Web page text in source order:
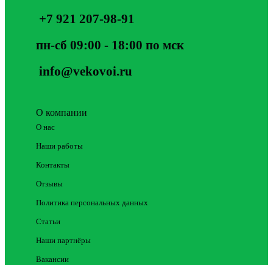
+7 921 207-98-91
пн-сб 09:00 - 18:00 по мск
info@vekovoi.ru
О компании
О нас
Наши работы
Контакты
Отзывы
Политика персональных данных
Статьи
Наши партнёры
Вакансии